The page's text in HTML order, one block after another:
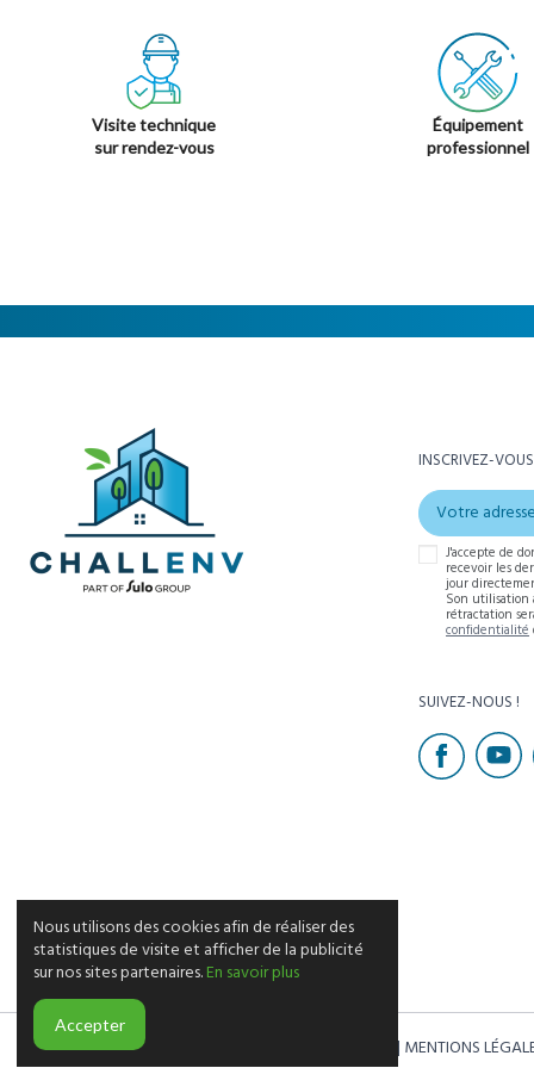
Visite technique
sur rendez-vous
Équipement
professionnel
INSCRIVEZ-
J'accepte de
recevoir les
jour
Son utilisation
rétractation
confidentialité
SUIVEZ-NOUS !
MENTIONS
Nous utilisons des cookies afin de réaliser des
statistiques de visite et afficher de la publicité
sur nos sites partenaires. En savoir plus
Accepter